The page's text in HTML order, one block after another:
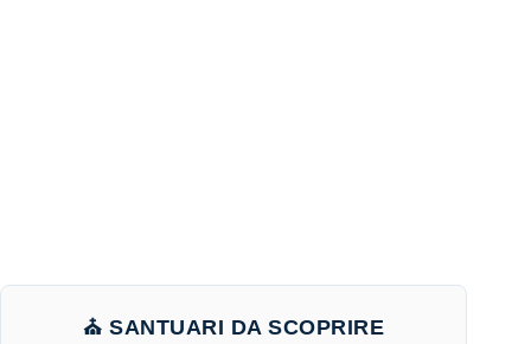
⛪ SANTUARI DA SCOPRIRE